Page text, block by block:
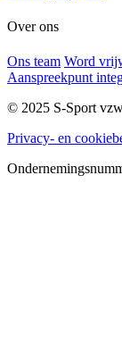
Over ons
Ons team Word
Aanspreekpunt
© 2025 S-Sport
Privacy- en